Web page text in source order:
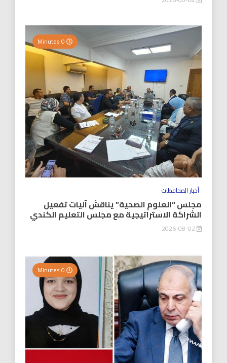
أخبار المحافظات
مجلس “العلوم الصحية” يناقش آليات تفعيل
الشراكة الاستراتيجية مع مجلس التعليم الكندي